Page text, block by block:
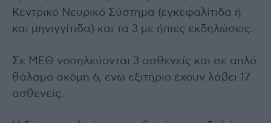
Κεντρικό Νευρικό Σύστημα (εγκεφαλίτιδα ή
και μηνιγγίτιδα) και τα 3 με ήπιες εκδηλώσεις.
Σε ΜΕΘ νοσηλεύονται 3 ασθενείς και σε απλό
θάλαμο ακόμη 6, ενώ εξιτήριο έχουν λάβει 17
ασθενείς.